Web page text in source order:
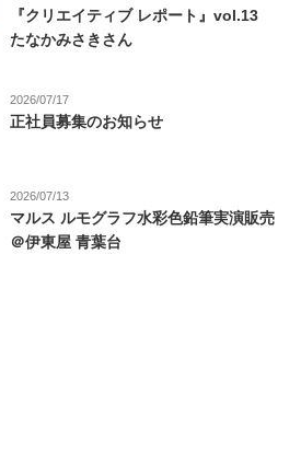
『クリエイティブ レポート』vol.13
たなかみさきさん
2026/07/17
正社員募集のお知らせ
2026/07/13
マルス ルモグラフ水彩色鉛筆実演販売
＠伊東屋 青葉台